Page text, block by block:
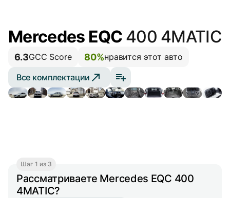
Mercedes EQC 400 4MATIC
6.3GCC Score 80%нравится этот авто
Все комплектации
Шаг 1 из 3
Рассматриваете Mercedes EQC 400
4MATIC?